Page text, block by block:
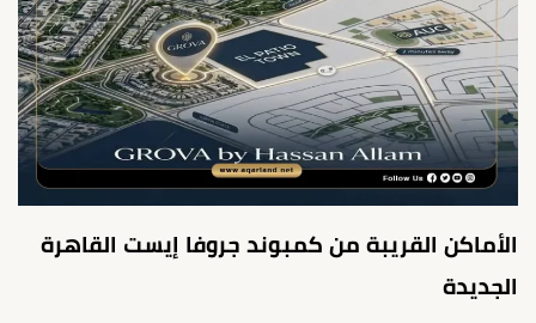
الأماكن القريبة من كمبوند جروفا إيست القاهرة
الجديدة